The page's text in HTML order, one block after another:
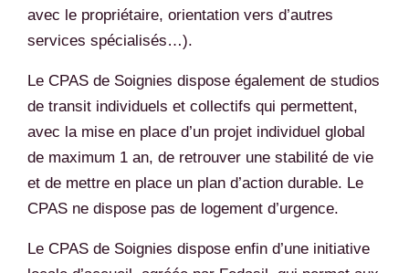
avec le propriétaire, orientation vers d’autres
services spécialisés…).
Le CPAS de Soignies dispose également de studios
de transit individuels et collectifs qui permettent,
avec la mise en place d’un projet individuel global
de maximum 1 an, de retrouver une stabilité de vie
et de mettre en place un plan d’action durable. Le
CPAS ne dispose pas de logement d’urgence.
Le CPAS de Soignies dispose enfin d’une initiative